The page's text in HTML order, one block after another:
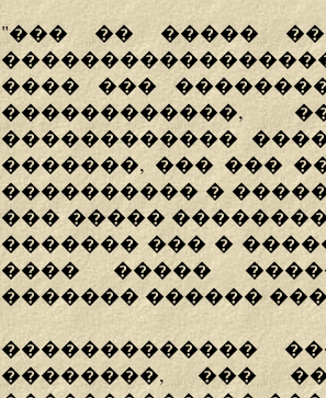
"��� �� �����
���� ���
������������
�������, ��� ���
���������� �
��� �����
������� ��� �
���� �����
������� ������
�������������
��������, ���